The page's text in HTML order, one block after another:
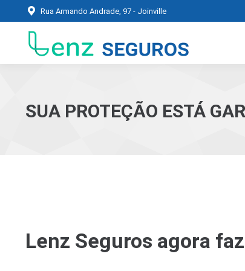
Rua Armando Andrade, 97 - Joinville
SUA PROTEÇÃO ESTÁ
Lenz Seguros agora